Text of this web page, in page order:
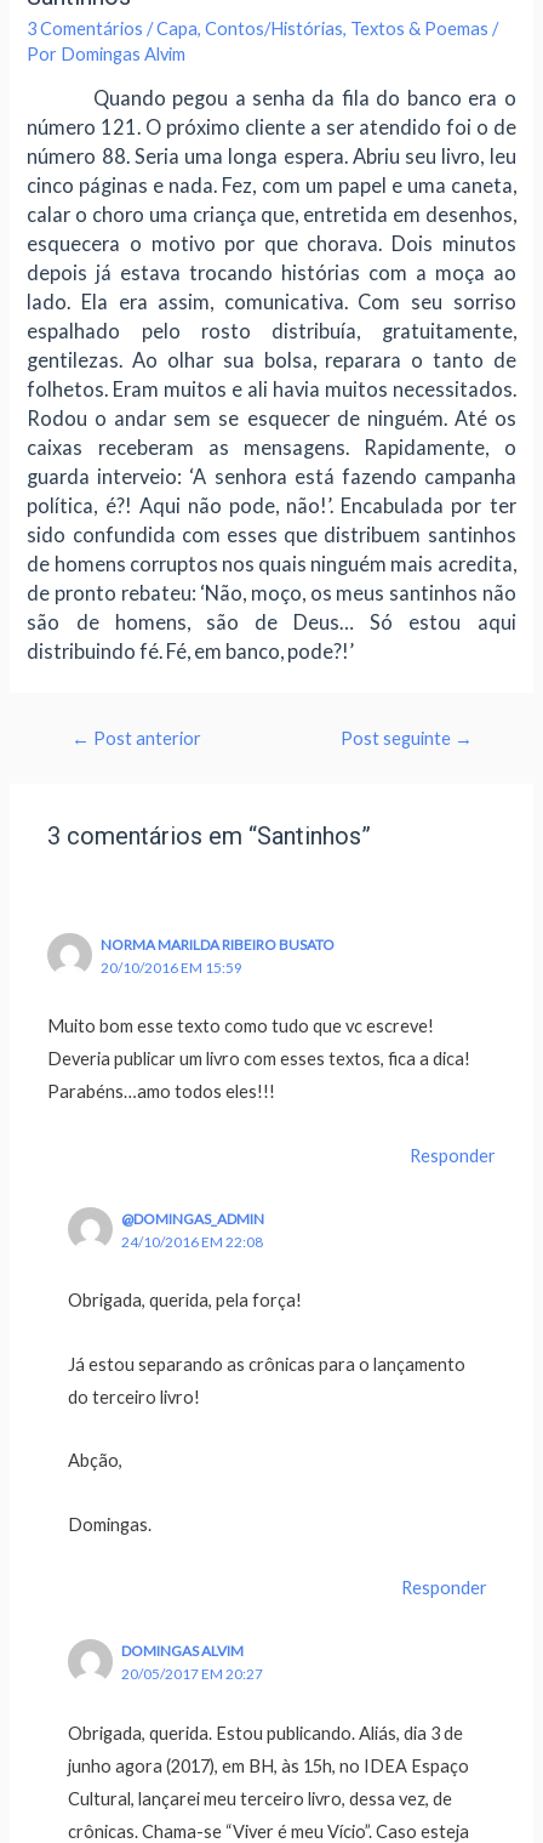
3 Comentários /Capa,Contos/Histórias, Textos & Poemas /
Por Domingas Alvim
Quando pegou a senha da fila do banco era o
número 121. O próximo cliente a ser atendido foi o de
número 88. Seria uma longa espera. Abriu seu livro, leu
cinco páginas e nada. Fez, com um papel e uma caneta,
calar o choro uma criança que, entretida em desenhos,
esquecera o motivo por que chorava. Dois minutos
depois já estava trocando histórias com a moça ao
lado. Ela era assim, comunicativa. Com seu sorriso
espalhado pelo rosto distribuía, gratuitamente,
gentilezas. Ao olhar sua bolsa, reparara o tanto de
folhetos. Eram muitos e ali havia muitos necessitados.
Rodou o andar sem se esquecer de ninguém. Até os
caixas receberam as mensagens. Rapidamente, o
guarda interveio: ‘A senhora está fazendo campanha
política, é?! Aqui não pode, não!’. Encabulada por ter
sido confundida com esses que distribuem santinhos
de homens corruptos nos quais ninguém mais acredita,
de pronto rebateu: ‘Não, moço, os meus santinhos não
são de homens, são de Deus… Só estou aqui
distribuindo fé. Fé, em banco, pode?!’
← Post anterior Post seguinte →
3 comentários em “Santinhos”
NORMA MARILDA RIBEIRO BUSATO
20/10/2016 EM 15:59
Muito bom esse texto como tudo que vc escreve!
Deveria publicar um livro com esses textos, fica a dica!
Parabéns…amo todos eles!!!
Responder
@DOMINGAS_ADMIN
24/10/2016 EM 22:08
Obrigada, querida, pela força!
Já estou separando as crônicas para o lançamento
do terceiro livro!
Abção,
Domingas.
Responder
DOMINGAS ALVIM
20/05/2017 EM 20:27
Obrigada, querida. Estou publicando. Aliás, dia 3 de
junho agora (2017), em BH, às 15h, no IDEA Espaço
Cultural, lançarei meu terceiro livro, dessa vez, de
crônicas. Chama-se “Viver é meu Vício”. Caso esteja